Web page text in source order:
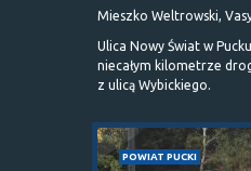
Mieszko Weltrowski,
Ulica Nowy Świat w
niecałym kilometrze
z ulicą Wybickiego.
POWIAT PUCKI